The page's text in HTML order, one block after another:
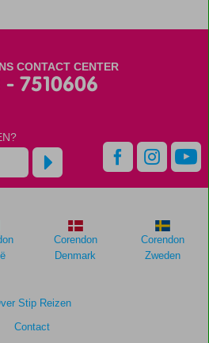
CONTACT CENTER
7510606
Stip Reizen
Contact
Corendon
Denmark
Corendon
Zweden